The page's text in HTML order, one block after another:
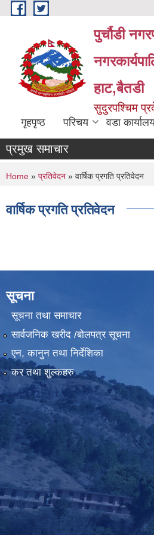
Skip to main content
पुर्चौडी
हाट,बैतडी
सुदुरपश्चिम
गृहपृष्ठ परिचय वडा
प्रमुख समाचार
You are here
Home » प्रतिवेदन » वार्षिक प्रगति प्रतिवेदन
वार्षिक प्रगति प्रतिवेदन
सूचना
सूचना तथा समाचार
सार्वजनिक खरीद /बोलपत्र सूचना
एन, कानुन तथा निर्देशिका
कर तथा शुल्कहरु